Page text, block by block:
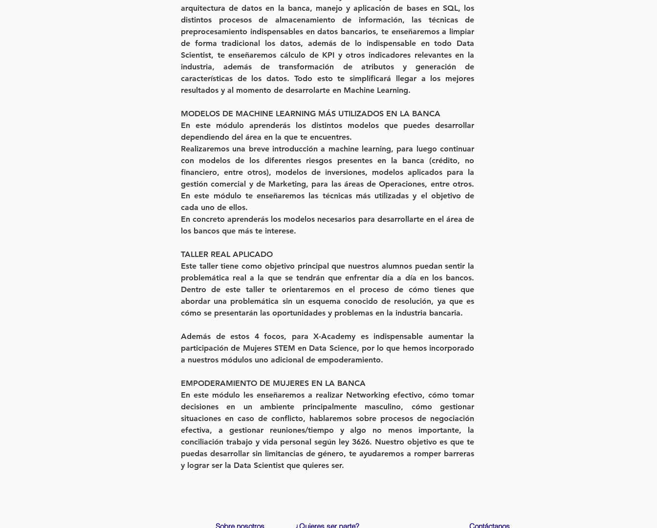
arquitectura de datos en la banca, manejo y aplicación de bases en SQL, los
distintos procesos de almacenamiento de información, las técnicas de
preprocesamiento indispensables en datos bancarios, te enseñaremos a limpiar
de forma tradicional los datos, además de lo indispensable en todo Data
Scientist, te enseñaremos cálculo de KPI y otros indicadores relevantes en la
industria, además de transformación de atributos y generación de
características de los datos. Todo esto te simplificará llegar a los mejores
resultados y al momento de desarrolarte en Machine Learning.
MODELOS DE MACHINE LEARNING MÁS UTILIZADOS EN LA BANCA
En este módulo aprenderás los distintos modelos que puedes desarrollar
dependiendo del área en la que te encuentres.
Realizaremos una breve introducción a machine learning, para luego continuar
con modelos de los diferentes riesgos presentes en la banca (crédito, no
financiero, entre otros), modelos de inversiones, modelos aplicados para la
gestión comercial y de Marketing, para las áreas de Operaciones, entre otros.
En este módulo te enseñaremos las técnicas más utilizadas y el objetivo de
cada uno de ellos.
En concreto aprenderás los modelos necesarios para desarrollarte en el área de
los bancos que más te interese.
TALLER REAL APLICADO
Este taller tiene como objetivo principal que nuestros alumnos puedan sentir la
problemática real a la que se tendrán que enfrentar día a día en los bancos.
Dentro de este taller te orientaremos en el proceso de cómo tienes que
abordar una problemática sin un esquema conocido de resolución, ya que es
cómo se presentarán las oportunidades y problemas en la industria bancaria.
Además de estos 4 focos, para X-Academy es indispensable aumentar la
participación de Mujeres STEM en Data Science, por lo que hemos incorporado
a nuestros módulos uno adicional de empoderamiento.
EMPODERAMIENTO DE MUJERES EN LA BANCA
En este módulo les enseñaremos a realizar Networking efectivo, cómo tomar
decisiones en un ambiente principalmente masculino, cómo gestionar
situaciones en caso de conflicto, hablaremos sobre procesos de negociación
efectiva, a gestionar reuniones/tiempo y algo no menos importante, la
conciliación trabajo y vida personal según ley 3626. Nuestro objetivo es que te
puedas desarrollar sin limitancias de género, te ayudaremos a romper barreras
y lograr ser la Data Scientist que quieres ser.